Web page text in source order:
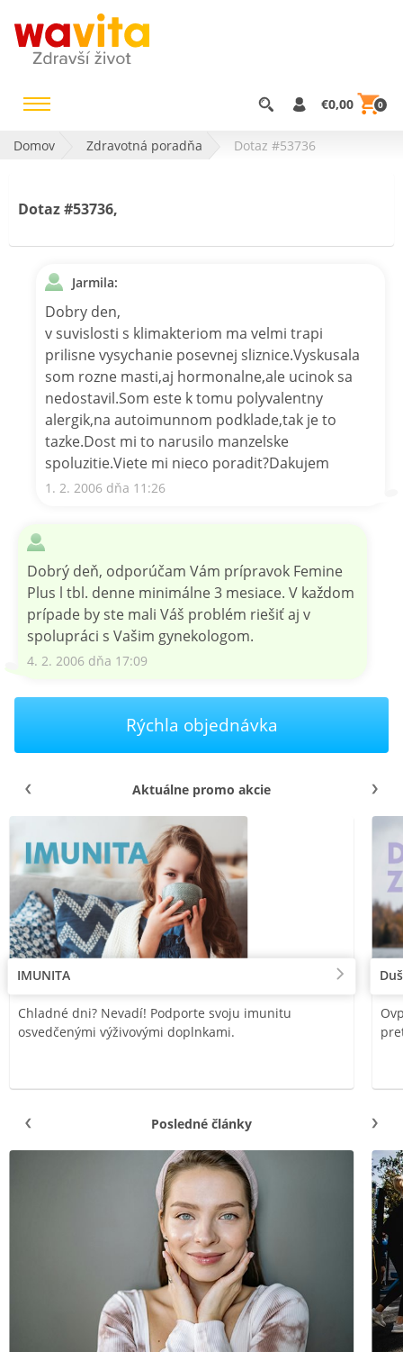
€0,00 0
Domov Zdravotná poradňa Dotaz #53736
Dotaz #53736,
Jarmila:
Dobry den,
v suvislosti s klimakteriom ma velmi trapi
prilisne vysychanie posevnej sliznice.Vyskusala
som rozne masti,aj hormonalne,ale ucinok sa
nedostavil.Som este k tomu polyvalentny
alergik,na autoimunnom podklade,tak je to
tazke.Dost mi to narusilo manzelske
spoluzitie.Viete mi nieco poradit?Dakujem
1. 2. 2006 dňa 11:26
Dobrý deň, odporúčam Vám prípravok Femine
Plus l tbl. denne minimálne 3 mesiace. V každom
prípade by ste mali Váš problém riešiť aj v
spolupráci s Vašim gynekologom.
4. 2. 2006 dňa 17:09
Rýchla objednávka
Aktuálne promo akcie
IMUNITA
Chladné dni? Nevadí! Podporte svoju imunitu
osvedčenými výživovými doplnkami.
Posledné články